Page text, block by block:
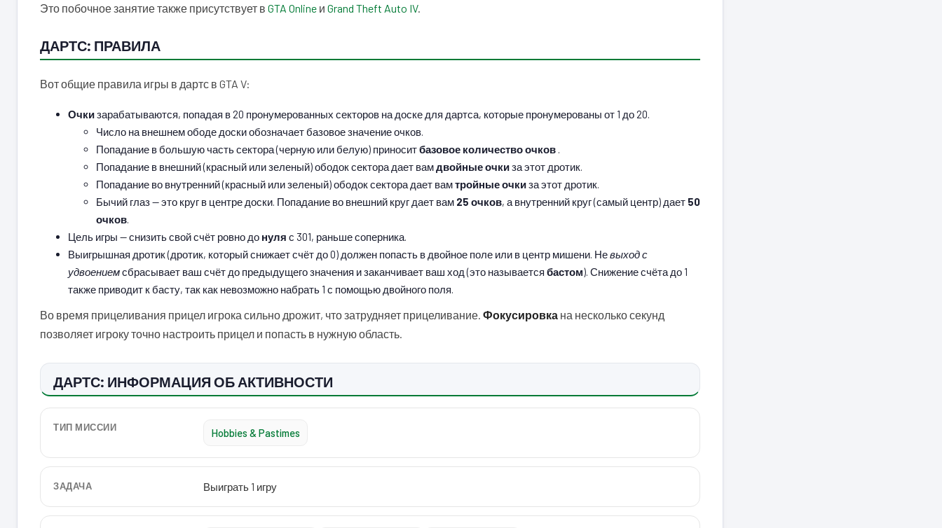
Это побочное занятие также присутствует в GTA Online и Grand Theft Auto IV.
ДАРТС: ПРАВИЛА
Вот общие правила игры в дартс в GTA V:
Очкизарабатываются, попадая в 20 пронумерованных секторов на доске для дартса, которые пронумерованы от 1 до 20.
Число на внешнем ободе доски обозначает базовое значение очков.
Попадание в большую часть сектора (черную или белую) приноситбазовое количество очков .
Попадание в внешний (красный или зеленый) ободок сектора дает вамдвойные очкиза этот дротик.
Попадание во внутренний (красный или зеленый) ободок сектора дает вамтройные очкиза этот дротик.
Бычий глаз — это круг в центре доски. Попадание во внешний круг дает вам 25 очков, а внутренний круг (самый центр) дает 50
очков.
Цель игры — снизить свой счёт ровно до нуля с 301, раньше соперника.
Выигрышная дротик (дротик, который снижает счёт до 0) должен попасть в двойное поле или в центр мишени. Невыход с
удвоениемсбрасывает ваш счёт до предыдущего значения и заканчивает ваш ход (это называется бастом). Снижение счёта до 1
также приводит к басту, так как невозможно набрать 1 с помощью двойного поля.
Во время прицеливания прицел игрока сильно дрожит, что затрудняет прицеливание. Фокусировка на несколько секунд
позволяет игроку точно настроить прицел и попасть в нужную область.
ДАРТС: ИНФОРМАЦИЯ ОБ АКТИВНОСТИ
ТИП МИССИИ Hobbies & Pastimes
ЗАДАЧА Выиграть 1 игру